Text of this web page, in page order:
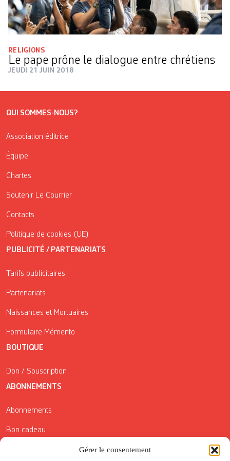
Gérer le consentement
RELIGIONS
Le pape prône le dialogue entre chrétiens
JEUDI 21 JUIN 2018
QUI SOMMES-NOUS?
Association éditrice
Équipe
Chartes
Soutenir Le Courrier
Contacts
Politique de cookies (UE)
PUBLICITÉ / PARTENARIATS
Tarifs publicitaires
Partenariats
Naissances et Mortuaires
Formulaire Mémento
BOUTIQUE
Don / Souscription
ABONNEMENTS
Abonnements
Bon cadeau
Conditions générales de vente